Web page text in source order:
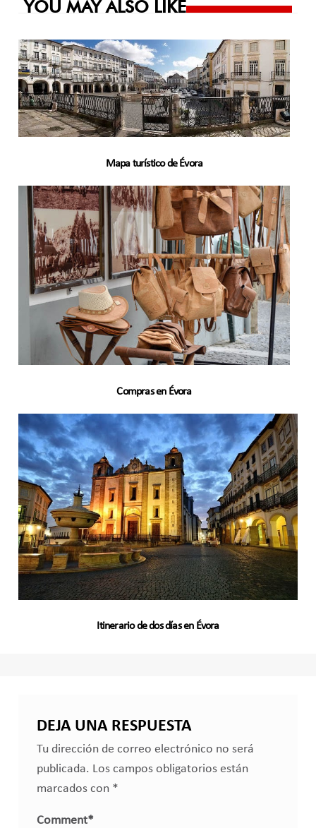
YOU MAY ALSO LIKE
Mapa turístico de Évora
Compras en Évora
Itinerario de dos días en Évora
DEJA UNA RESPUESTA
Tu dirección de correo electrónico no será
publicada. Los campos obligatorios están
marcados con *
Comment*